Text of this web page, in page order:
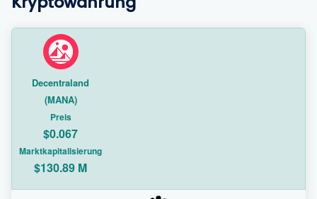
Decentraland
(MANA)
Preis
$0.067
Marktkapitalisierung
$130.89 M